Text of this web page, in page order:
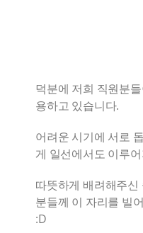
덕분에 저희 직원분
용하고 있습니다.
어려운 시기에 서로
게 일선에서도 이루
따뜻하게 배려해주
분들께 이 자리를 빌
:D